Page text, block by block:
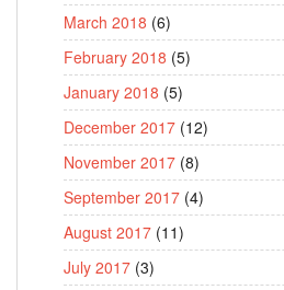
March 2018 (6)
February 2018 (5)
January 2018 (5)
December 2017 (12)
November 2017 (8)
September 2017 (4)
August 2017 (11)
July 2017 (3)